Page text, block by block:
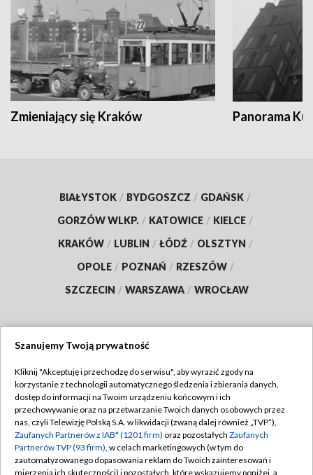
Zmieniający się Kraków Panorama
BIAŁYSTOK / BYDGOSZCZ / GDAŃSK /
GORZÓW WLKP. / KATOWICE / KIELCE /
KRAKÓW / LUBLIN / ŁÓDŹ / OLSZTYN /
OPOLE / POZNAŃ / RZESZÓW /
SZCZECIN / WARSZAWA / WROCŁAW
TVP
Abonament TVP
Emisja w TVP
Centrum informacji TVP
Regulamin TVP
Polityka prywatności
Moje zgody
Szanujemy Twoją prywatność
Kliknij "Akceptuję i przechodzę do serwisu", aby wyrazić zgody na
korzystanie z technologii automatycznego śledzenia i zbierania danych,
dostęp do informacji na Twoim urządzeniu końcowym i ich
przechowywanie oraz na przetwarzanie Twoich danych osobowych przez
nas, czyli Telewizję Polską S.A. w likwidacji (zwaną dalej również „TVP”),
Zaufanych Partnerów z IAB* (1201 firm) oraz pozostałych Zaufanych
Partnerów TVP (93 firm), w celach marketingowych (w tym do
zautomatyzowanego dopasowania reklam do Twoich zainteresowań i
mierzenia ich skuteczności) i pozostałych, które wskazujemy poniżej, a